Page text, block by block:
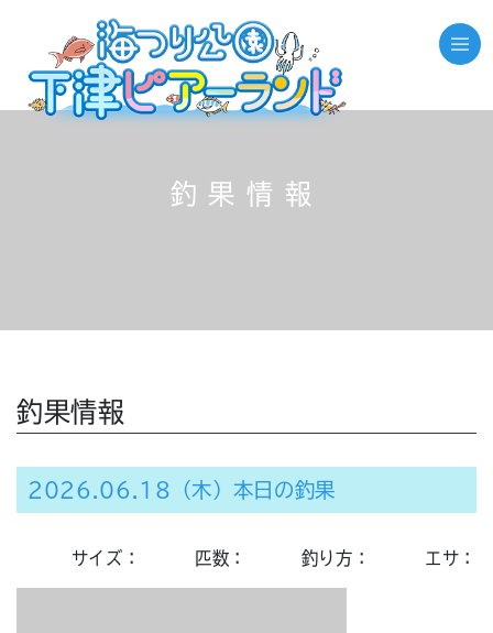
釣果情報
釣果情報
2026.06.18（木）本日の釣果
サイズ： 匹数： 釣り方： エサ：